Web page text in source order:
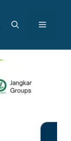
Menu